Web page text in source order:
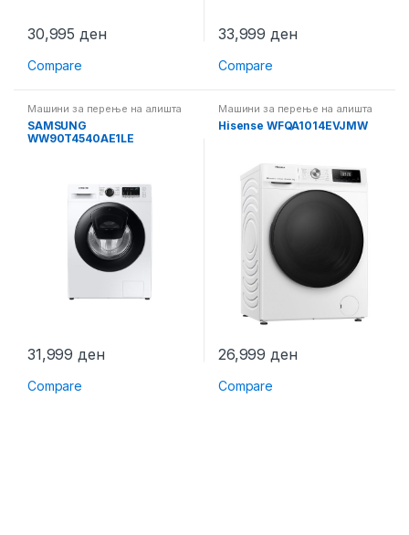
30,995ден
Compare
33,999ден
Compare
Машини за перење на алишта
SAMSUNG
WW90T4540AE1LE
31,999ден
Compare
Машини за перење на алишта
Hisense WFQA1014EVJMW
26,999ден
Compare